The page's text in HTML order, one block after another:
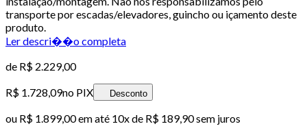
transporte por escadas/elevadores, guincho ou içamento deste
produto.
Ler descri��o completa
de R$ 2.229,00
R$ 1.728,09no PIX Desconto
ou R$ 1.899,00em até 10x de R$ 189,90 sem juros